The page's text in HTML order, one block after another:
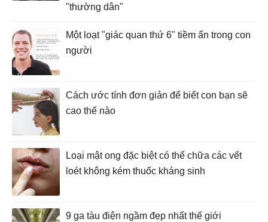
"thường dân"
Một loạt "giác quan thứ 6" tiềm ẩn trong con
người
Cách ước tính đơn giản để biết con bạn sẽ
cao thế nào
Loại mật ong đặc biệt có thể chữa các vết
loét không kém thuốc kháng sinh
9 ga tàu điện ngầm đẹp nhất thế giới